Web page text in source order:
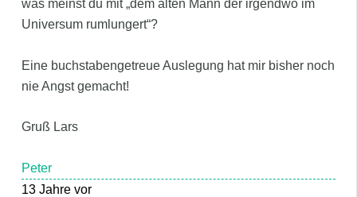
was meinst du mit „dem alten Mann der irgendwo im
Universum rumlungert“?
Eine buchstabengetreue Auslegung hat mir bisher noch
nie Angst gemacht!
Gruß Lars
Peter
13 Jahre vor